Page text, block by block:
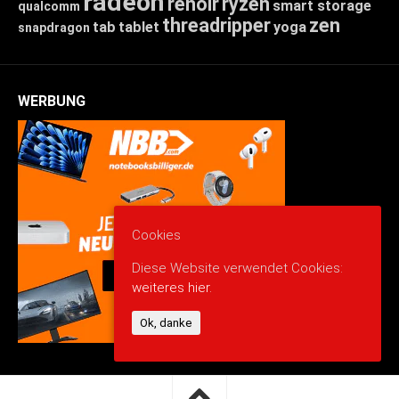
qualcomm smart storage
snapdragon tab tablet threadripperyoga zen
WERBUNG
Cookies
Diese Website verwendet Cookies:
weiteres hier.
Ok, danke